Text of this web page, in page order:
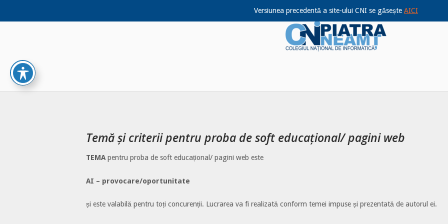
Versiunea precedentă a site-ului CNI se găsește AICI
Home
Temă și criterii pentru proba de soft educațional/ pagini web
TEMA pentru proba de soft educațional/ pagini web este
AI – provocare/oportunitate
și este valabilă pentru toți concurenții. Lucrarea va fi realizată conform temei impuse și prezentată de autorul ei.